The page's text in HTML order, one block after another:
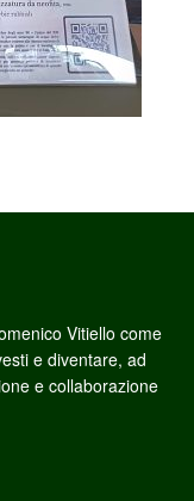
Vitiello come
e diventare, ad
e collaborazione